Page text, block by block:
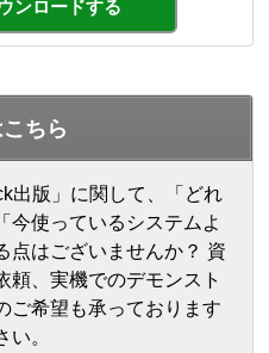
ンロードする
ちら
出版」に関して、「どれ
今使っているシステムよ
点はございませんか？ 資
頼、実機でのデモンスト
ご希望も承っております
。